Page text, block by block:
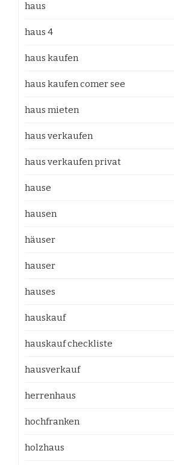
haus
haus 4
haus kaufen
haus kaufen comer see
haus mieten
haus verkaufen
haus verkaufen privat
hause
hausen
häuser
hauser
hauses
hauskauf
hauskauf checkliste
hausverkauf
herrenhaus
hochfranken
holzhaus